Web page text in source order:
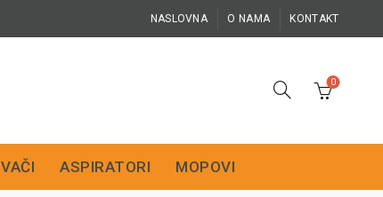
NASLOVNA O NAMA KONTAKT
0
ASPIRATORI MOPOVI